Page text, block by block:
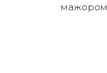
мажором